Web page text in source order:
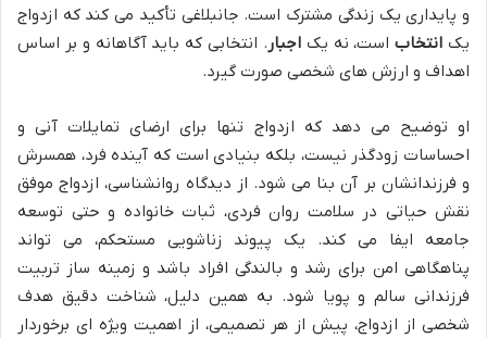
و پایداری یک زندگی مشترک است. جانبلاغی تأکید می کند که ازدواج
یک انتخاباست، نه یکاجبار . انتخابی که باید آگاهانه و بر اساس
اهداف و ارزش های شخصی صورت گیرد.
او توضیح می دهد که ازدواج تنها برای ارضای تمایلات آنی و
احساسات زودگذر نیست، بلکه بنیادی است که آینده فرد، همسرش
و فرزندانشان بر آن بنا می شود. از دیدگاه روانشناسی، ازدواج موفق
نقش حیاتی در سلامت روان فردی، ثبات خانواده و حتی توسعه
جامعه ایفا می کند. یک پیوند زناشویی مستحکم، می تواند
پناهگاهی امن برای رشد و بالندگی افراد باشد و زمینه ساز تربیت
فرزندانی سالم و پویا شود. به همین دلیل، شناخت دقیق هدف
شخصی از ازدواج، پیش از هر تصمیمی، از اهمیت ویژه ای برخوردار